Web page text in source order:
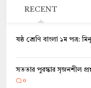
RECENT
ষষ্ঠ শ্রেণি বাংলা ১ম পত্র:
সততার পুরস্কার সৃজনশীল
0